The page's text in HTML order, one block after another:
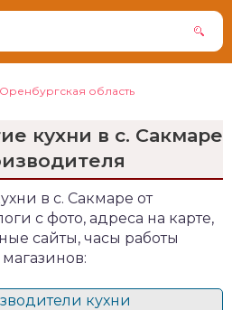
Оренбургская область
кухни в с. Сакмаре
в с. Сакмаре от
с фото, адреса на карте,
сайты, часы работы
кухни